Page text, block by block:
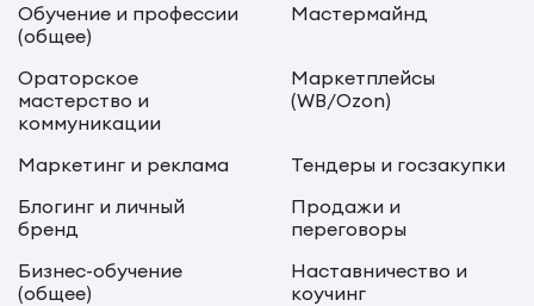
Обучение и профессии
(общее)
Мастермайнд
Ораторское
мастерство и
коммуникации
Маркетплейсы
(WB/Ozon)
Маркетинг и реклама
Тендеры и госзакупки
Блогинг и личный
бренд
Продажи и
переговоры
Бизнес-обучение
(общее)
Наставничество и
коучинг